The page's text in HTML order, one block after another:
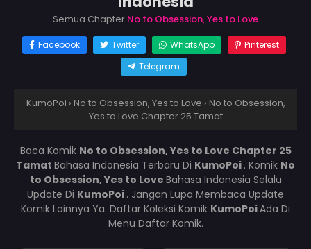
Semua Chapter No to Obsession, Yes to Love
Facebook Twitter WhatsApp
Pinterest
Telegram
KumoPoi › No to Obsession, Yes to Love › No to Obsession,
Yes to Love Chapter 25 Tamat
Baca Komik No to Obsession, Yes to Love Chapter 25
Tamat Bahasa Indonesia Terbaru Di KumoPoi . Komik No
to Obsession, Yes to Love Bahasa Indonesia Selalu
Update Di KumoPoi . Jangan Lupa Membaca Update
Komik Lainnya Ya. Daftar Koleksi Komik KumoPoiAda Di
Menu Daftar Komik.